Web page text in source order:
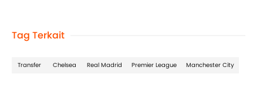
Tag Terkait
Transfer Chelsea Real Madrid Premier League Manchester City